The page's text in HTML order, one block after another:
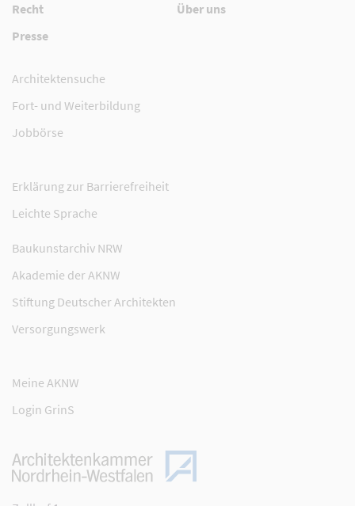
Recht
Über uns
Presse
Architektensuche
Fort- und Weiterbildung
Jobbörse
Erklärung zur Barrierefreiheit
Leichte Sprache
Baukunstarchiv NRW
Akademie der AKNW
Stiftung Deutscher Architekten
Versorgungswerk
Meine AKNW
Login GrinS